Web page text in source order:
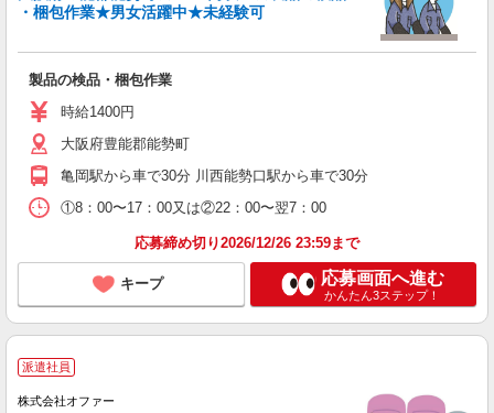
・梱包作業★男女活躍中★未経験可
製品の検品・梱包作業
時給1400円
大阪府豊能郡能勢町
亀岡駅から車で30分 川西能勢口駅から車で30分
①8：00〜17：00又は②22：00〜翌7：00
応募締め切り2026/12/26 23:59まで
キープ 応募画面へ進む
かんたん3ステップ！
派遣社員
株式会社オファー